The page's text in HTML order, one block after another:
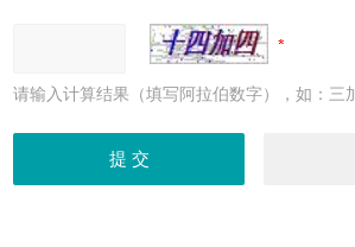
请输入计算结果（填写阿拉伯数字），如：三